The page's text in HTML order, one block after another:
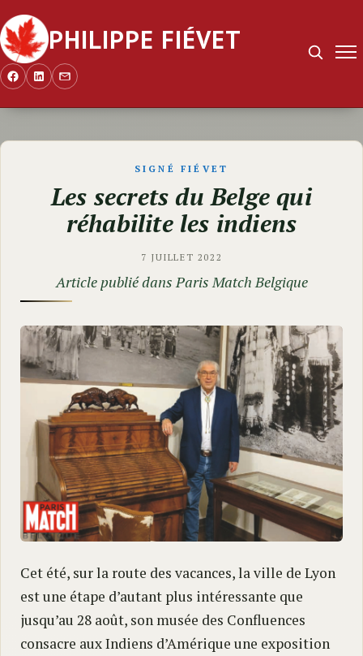
PHILIPPE FIÉVET
SIGNÉ FIÉVET
Les secrets du Belge qui
réhabilite les indiens
7 JUILLET 2022
Article publié dans Paris Match Belgique
Cet été, sur la route des vacances, la ville de Lyon
est une étape d’autant plus intéressante que
jusqu’au 28 août, son musée des Confluences
consacre aux Indiens d’Amérique une exposition